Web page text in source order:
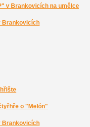
v Brankovicích na umělce
Brankovicích
o "Melón"
Brankovicích